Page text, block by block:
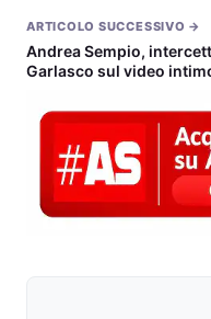
ARTICOLO SUCCESSIVO →
Andrea Sempio,
Garlasco sul video